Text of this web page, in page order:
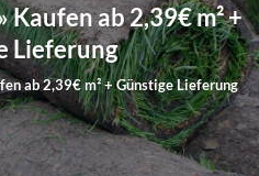
ab 2,39€ m² +
Lieferung
ab 2,39€ m² + Günstige Lieferung